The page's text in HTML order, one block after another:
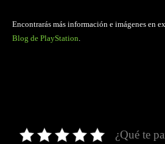
Encontrarás más información e imágenes en
Blog de PlayStation.
¿Qué te